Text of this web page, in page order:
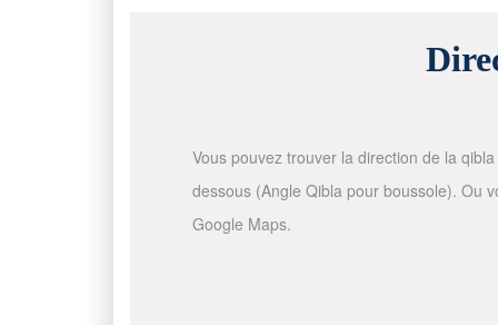
Vous pouvez trouver la direction de la
dessous (Angle Qibla pour boussole). Ou
Google Maps.